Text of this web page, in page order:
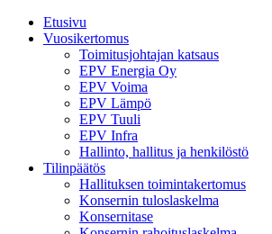
Etusivu
Vuosikertomus
Toimitusjohtajan katsaus
EPV Energia Oy
EPV Voima
EPV Lämpö
EPV Tuuli
EPV Infra
Hallinto, hallitus ja henkilöstö
Tilinpäätös
Hallituksen toimintakertomus
Konsernin tuloslaskelma
Konsernitase